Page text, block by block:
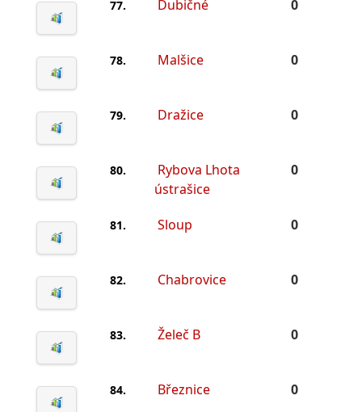
77. Dubičné 0
78. Malšice 0
79. Dražice 0
80.
Rybova Lhota
ústrašice
0
81. Sloup 0
82. Chabrovice 0
83. Želeč B 0
84. Březnice 0